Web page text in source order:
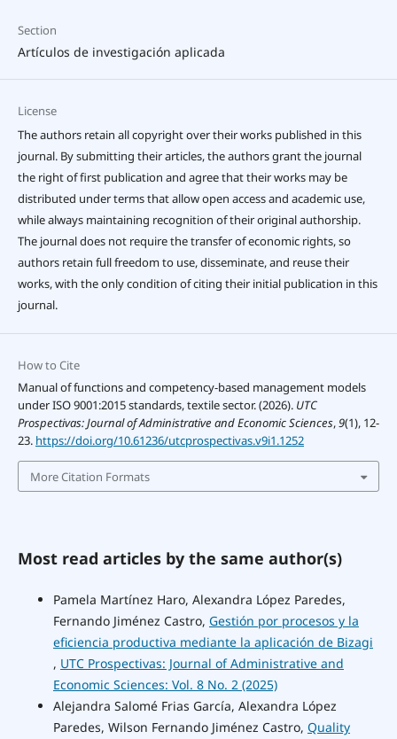
Section
Artículos de investigación aplicada
License
The authors retain all copyright over their works published in this
journal. By submitting their articles, the authors grant the journal
the right of first publication and agree that their works may be
distributed under terms that allow open access and academic use,
while always maintaining recognition of their original authorship.
The journal does not require the transfer of economic rights, so
authors retain full freedom to use, disseminate, and reuse their
works, with the only condition of citing their initial publication in this
journal.
How to Cite
Manual of functions and competency-based management models
under ISO 9001:2015 standards, textile sector. (2026). UTC
Prospectivas: Journal of Administrative and Economic Sciences,9(1), 12-
23. https://doi.org/10.61236/utcprospectivas.v9i1.1252
More Citation Formats
Most read articles by the same author(s)
Pamela Martínez Haro, Alexandra López Paredes,
Fernando Jiménez Castro, Gestión por procesos y la
eficiencia productiva mediante la aplicación de Bizagi
, UTC Prospectivas: Journal of Administrative and
Economic Sciences: Vol. 8 No. 2 (2025)
Alejandra Salomé Frias García, Alexandra López
Paredes, Wilson Fernando Jiménez Castro, Quality